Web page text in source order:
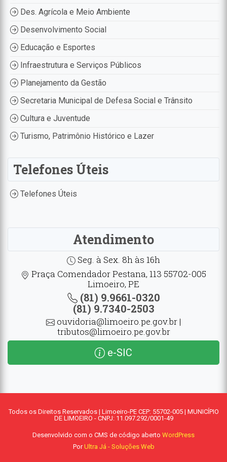
Des. Agrícola e Meio Ambiente
Desenvolvimento Social
Educação e Esportes
Infraestrutura e Serviços Públicos
Planejamento da Gestão
Secretaria Municipal de Defesa Social e Trânsito
Cultura e Juventude
Turismo, Patrimônio Histórico e Lazer
Telefones Úteis
Telefones Úteis
Atendimento
Seg. à Sex. 8h às 16h
Praça Comendador Pestana, 113 55702-005
Limoeiro, PE
(81) 9.9661-0320
(81) 9.7340-2503
ouvidoria@limoeiro.pe.gov.br |
tributos@limoeiro.pe.gov.br
e-SIC
Todos os Direitos Reservados | Limoeiro-PE CEP: 55702-005 | MUNICÍPIO
DE LIMOEIRO - CNPJ: 11.097.292/0001-49
Desenvolvido com o CMS de código aberto WordPress
PorUltra Já - Soluções Web